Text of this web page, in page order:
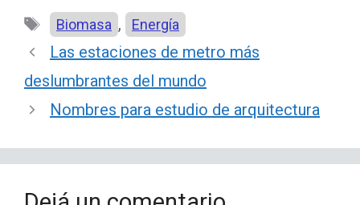
Etiquetas
Biomasa , Energía
Las estaciones de metro más
deslumbrantes del mundo
Nombres para estudio de arquitectura